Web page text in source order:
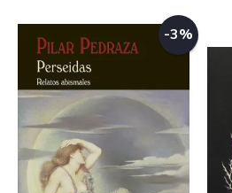
-3%